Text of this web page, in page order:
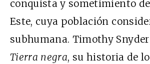
conquista y sometimiento
Este, cuya población
subhumana. Timothy
Tierra negra, su historia de